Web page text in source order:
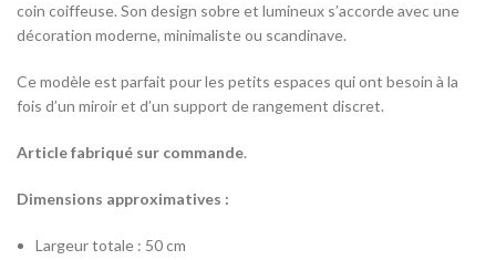
coin coiffeuse. Son design sobre et lumineux s’accorde avec une
décoration moderne, minimaliste ou scandinave.
Ce modèle est parfait pour les petits espaces qui ont besoin à la
fois d’un miroir et d’un support de rangement discret.
Article fabriqué sur commande.
Dimensions approximatives :
Largeur totale : 50 cm